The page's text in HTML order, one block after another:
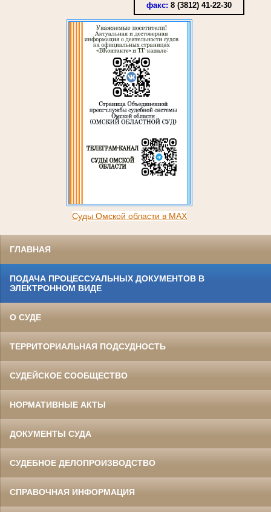
факс: 8 (3812) 41-22-30
Суды Омской области в MAX
ГЛАВНАЯ
ПОДАЧА ПРОЦЕССУАЛЬНЫХ ДОКУМЕНТОВ В
ЭЛЕКТРОННОМ ВИДЕ
О СУДЕ
ТЕРРИТОРИАЛЬНАЯ ПОДСУДНОСТЬ
СУДЕЙСКОЕ СООБЩЕСТВО
НОРМАТИВНЫЕ АКТЫ
ДОКУМЕНТЫ СУДА
СУДЕБНОЕ ДЕЛОПРОИЗВОДСТВО
СПРАВОЧНАЯ ИНФОРМАЦИЯ